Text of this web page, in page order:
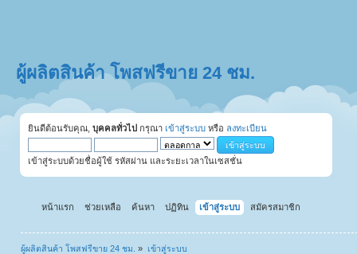
ผู้ผลิตสินค้า โพสฟรีขาย 24 ชม.
ยินดีต้อนรับคุณ, บุคคลทั่วไป กรุณา เข้าสู่ระบบ หรือ ลงทะเบียน
เข้าสู่ระบบด้วยชื่อผู้ใช้ รหัสผ่าน และระยะเวลาในเซสชั่น
หน้าแรก ช่วยเหลือ ค้นหา ปฏิทิน เข้าสู่ระบบ สมัครสมาชิก
ผู้ผลิตสินค้า โพสฟรีขาย 24 ชม. » เข้าสู่ระบบ